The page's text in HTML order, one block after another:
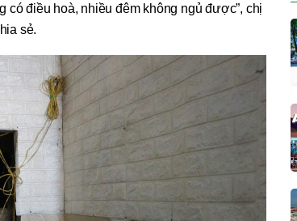
có điều hoà, nhiều đêm không ngủ được”, chị
sẻ.